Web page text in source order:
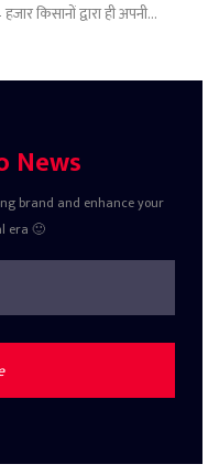
किसानों द्वारा ही अपनी...
News
brand and enhance your
era 🙂